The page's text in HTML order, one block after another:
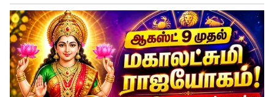
இப்பயிற்சியில் தொழில்முனைவோரின்
அறிமுகம் மற்றும் அடிப்படைகள், வணிக
நெறிமுறைகள் & அடிப்படைகள்,
சந்தைப்படுத்துதல் & பிராண்டிங், மின்னணு
முறையில் சந்தைப்படுத்துதல், சந்தை